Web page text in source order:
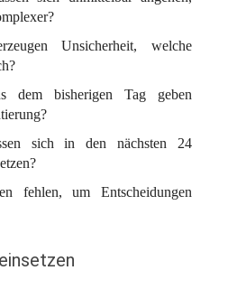
Unsicherheit, welche
dem bisherigen Tag geben
sich in den nächsten 24
fehlen, um Entscheidungen